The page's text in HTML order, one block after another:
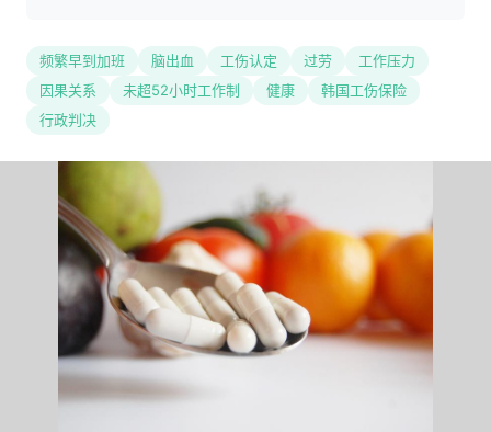
频繁早到加班 脑出血 工伤认定 过劳
工作压力
因果关系
未超52小时工作制 健康
韩国工伤保险
行政判决